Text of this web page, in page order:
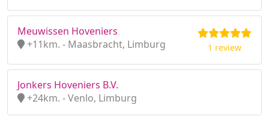
Meuwissen Hoveniers
+11km. - Maasbracht, Limburg
1 review
Jonkers Hoveniers B.V.
+24km. - Venlo, Limburg